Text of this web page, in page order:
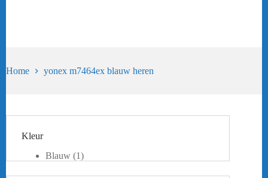
Home yonex m7464ex blauw heren
Kleur
Blauw (1)